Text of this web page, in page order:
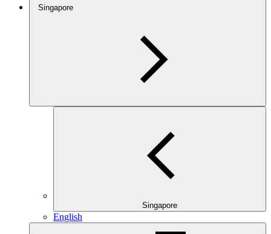
Singapore
Singapore
English